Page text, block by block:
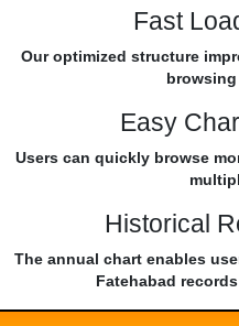
Fast
Our optimized structure
Easy
Users can quickly browse
Historical
The annual chart enables
Fatehabad